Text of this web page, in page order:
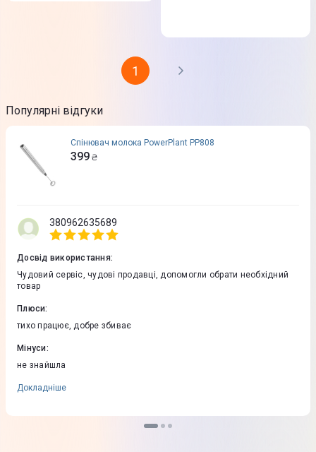
1
Популярні відгуки
Спінювач молока PowerPlant PP808
399 ₴
380962635689
Досвід використання:
Чудовий сервіс, чудові продавці, допомогли обрати необхідний
товар
Плюси:
тихо працює, добре збиває
Мінуси:
не знайшла
Докладніше